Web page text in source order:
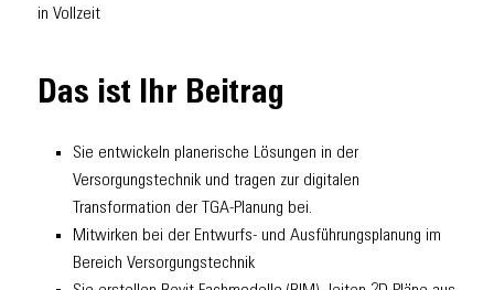
in Vollzeit
Das ist Ihr Beitrag
Sie entwickeln planerische Lösungen in der
Versorgungstechnik und tragen zur digitalen
Transformation der TGA-Planung bei.
Mitwirken bei der Entwurfs- und Ausführungsplanung im
Bereich Versorgungstechnik